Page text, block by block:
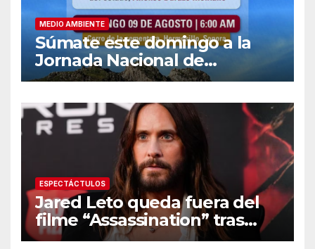
MEDIO AMBIENTE
Súmate este domingo a la
Jornada Nacional de
Reforestación 2026
ESPECTÁCTULOS
Jared Leto queda fuera del
filme “Assassination” tras
resurgir denuncias de